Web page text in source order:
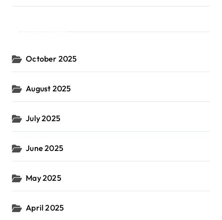
October 2025
August 2025
July 2025
June 2025
May 2025
April 2025